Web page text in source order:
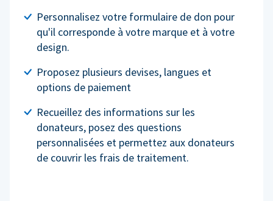
Personnalisez votre formulaire de don pour
qu'il corresponde à votre marque et à votre
design.
Proposez plusieurs devises, langues et
options de paiement
Recueillez des informations sur les
donateurs, posez des questions
personnalisées et permettez aux donateurs
de couvrir les frais de traitement.